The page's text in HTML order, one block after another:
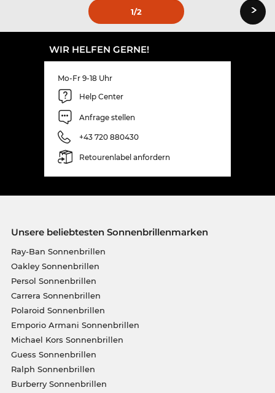
1/2 ›
WIR HELFEN GERNE!
Mo-Fr 9-18 Uhr
Help Center
Anfrage stellen
+43 720 880430
Retourenlabel anfordern
Unsere beliebtesten Sonnenbrillenmarken
Ray-Ban Sonnenbrillen
Oakley Sonnenbrillen
Persol Sonnenbrillen
Carrera Sonnenbrillen
Polaroid Sonnenbrillen
Emporio Armani Sonnenbrillen
Michael Kors Sonnenbrillen
Guess Sonnenbrillen
Ralph Sonnenbrillen
Burberry Sonnenbrillen